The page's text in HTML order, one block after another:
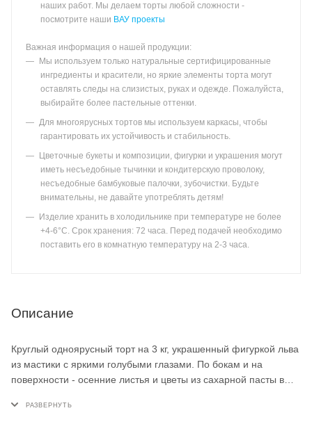
наших работ. Мы делаем торты любой сложности -
посмотрите наши ВАУ проекты
Важная информация о нашей продукции:
Мы используем только натуральные сертифицированные
ингредиенты и красители, но яркие элементы торта могут
оставлять следы на слизистых, руках и одежде. Пожалуйста,
выбирайте более пастельные оттенки.
Для многоярусных тортов мы используем каркасы, чтобы
гарантировать их устойчивость и стабильность.
Цветочные букеты и композиции, фигурки и украшения могут
иметь несъедобные тычинки и кондитерскую проволоку,
несъедобные бамбуковые палочки, зубочистки. Будьте
внимательны, не давайте употреблять детям!
Изделие хранить в холодильнике при температуре не более
+4-6°С. Срок хранения: 72 часа. Перед подачей необходимо
поставить его в комнатную температуру на 2-3 часа.
Описание
Круглый одноярусный торт на 3 кг, украшенный фигуркой льва
из мастики с яркими голубыми глазами. По бокам и на
поверхности - осенние листья и цветы из сахарной пасты в
заказ отлично подойдёт для мальчика на 2 года - особенно